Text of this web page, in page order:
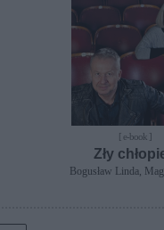
[ e-book ]
Zły
Bogusław Linda,